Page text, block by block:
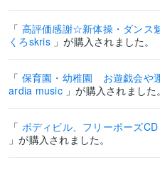
「 高評価感謝☆新体操・ダンス
くろskris 」が購入されました。
「 保育園・幼稚園 お遊戯会や
ardia music 」が購入されました。
「 ボディビル、フリーポーズ
」が購入されました。